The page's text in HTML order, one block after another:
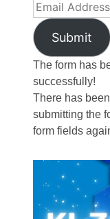
Submit
The form has
successfully!
There has
submitting the
form fields